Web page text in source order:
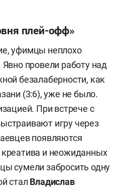
плей-офф»
уфимцы неплохо
провели работу над
безалаберности, как
(3:6), уже не было.
При встрече с
игру через
появляются
и неожиданных
сумели забросить одну
стал Владислав